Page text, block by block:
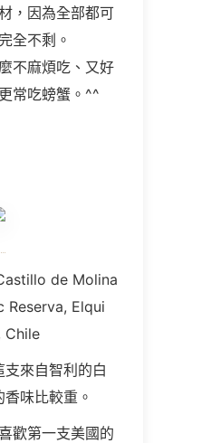
，因為全部都可
全不剩。
不麻煩吃、又好
常吃螃蟹。^^
de Molina
Reserva, Elqui
Chile
來自智利的白
味比較重。
歡第一支美國的